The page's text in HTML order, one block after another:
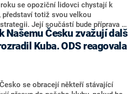
se opoziční lidovci chystají k
představí totiž svou velkou
Její součástí bude příprava na
řekl ve středu na setkání s novináři
Jan Grolich. Ten zároveň v
kandiduje ve Vyškově. Popsal i
o níž vládní strany nebo političtí
jako o slabé a v defenzivě. „Je to
na chyby vlády. Ministři s
Kuba. ODS reagovala
se obracejí někteří stávající